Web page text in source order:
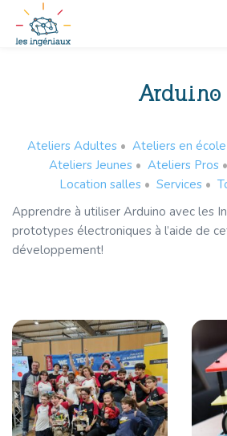
Arduino
Ateliers Adultes • Ateliers en école
Ateliers Jeunes • Ateliers Pros •
Location salles • Services •
Apprendre à utiliser Arduino avec les
prototypes électroniques à l’aide de
développement!